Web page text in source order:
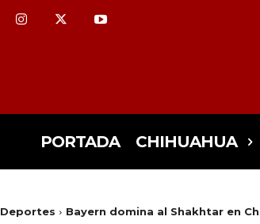
PORTADA CHIHUAHUA
Deportes Bayern domina al Shakhtar en